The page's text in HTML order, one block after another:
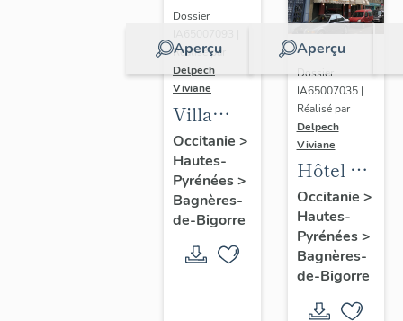
Aperçu
Dossier
Réalisé par
Delpech
Viviane
Villa
Huyssens
Occitanie >
Hautes-
Pyrénées>
Bagnères-
de-Bigorre
Aperçu
Dossier
IA65007035 |
Réalisé par
Delpech
Viviane
Hôtel du
Grand
Soleil,
puis
Hôtel
Vignes
Occitanie >
Hautes-
Pyrénées>
Bagnères-
de-Bigorre